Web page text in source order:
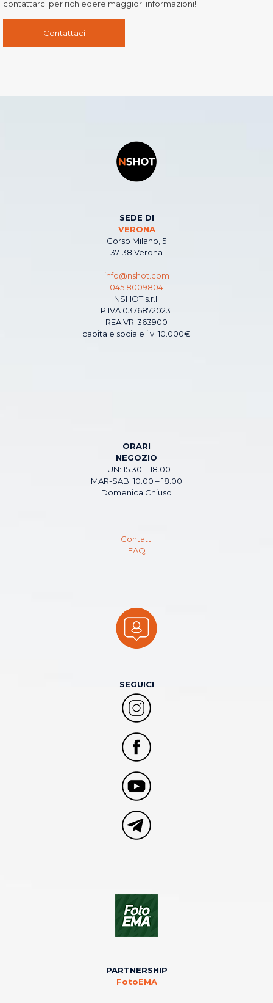
contattarci per richiedere maggiori informazioni!
Contattaci
SEDE DI
VERONA
Corso Milano, 5
37138 Verona
info@nshot.com
045 8009804
NSHOT s.r.l.
P.IVA 03768720231
REA VR-363900
capitale sociale i.v. 10.000€
ORARI
NEGOZIO
LUN: 15.30 – 18.00
MAR-SAB: 10.00 – 18.00
Domenica Chiuso
Contatti
FAQ
SEGUICI
PARTNERSHIP
FotoEMA